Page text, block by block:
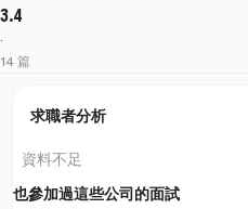
3.4
·
14 篇
求職者分析
資料不足
也參加過這些公司的面試